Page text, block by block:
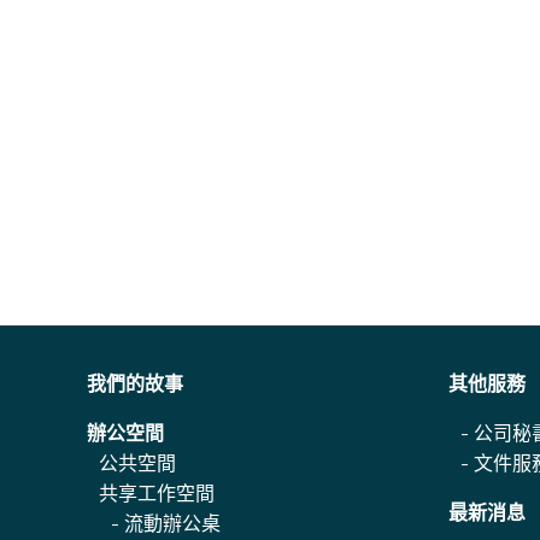
我們的故事
辦公空間
公共空間
共享工作空間
- 流動辦公桌
其他服務
- 公司秘
- 文件服
最新消息